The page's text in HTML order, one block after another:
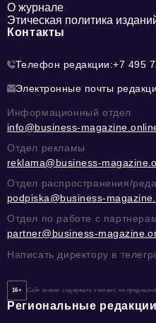
О журнале
Этическая политика
Контакты
Телефон редакции:+7 495
Электронные почты
Информационный отдел
info@business-
Отдел рекламы
reklama@business-
Отдел распространения/
podpiska@business-
Отдел по работе с
partner@business-
Написать директору в
16+ Сайт может содержать контент, не
Региональные редакции